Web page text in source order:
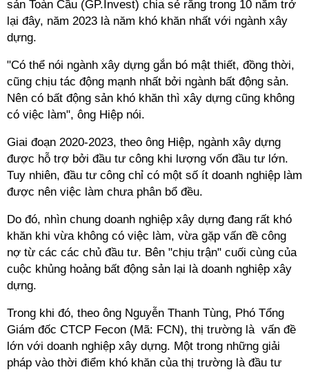
sản Toàn Cầu (GP.Invest) chia sẻ rằng trong 10 năm trở
lại đây, năm 2023 là năm khó khăn nhất với ngành xây
dựng.
"Có thể nói ngành xây dựng gắn bó mật thiết, đồng thời,
cũng chịu tác động mạnh nhất bởi ngành bất động sản.
Nên có bất động sản khó khăn thì xây dựng cũng không
có việc làm", ông Hiệp nói.
Giai đoạn 2020-2023, theo ông Hiệp, ngành xây dựng
được hỗ trợ bởi đầu tư công khi lượng vốn đầu tư lớn.
Tuy nhiên, đầu tư công chỉ có một số ít doanh nghiệp làm
được nên việc làm chưa phân bổ đều.
Do đó, nhìn chung doanh nghiệp xây dựng đang rất khó
khăn khi vừa không có việc làm, vừa gặp vấn đề công
nợ từ các các chủ đầu tư. Bên "chịu trận" cuối cùng của
cuộc khủng hoảng bất động sản lại là doanh nghiệp xây
dựng.
Trong khi đó, theo ông Nguyễn Thanh Tùng, Phó Tổng
Giám đốc CTCP Fecon (Mã: FCN), thị trường là vấn đề
lớn với doanh nghiệp xây dựng. Một trong những giải
pháp vào thời điểm khó khăn của thị trường là đầu tư